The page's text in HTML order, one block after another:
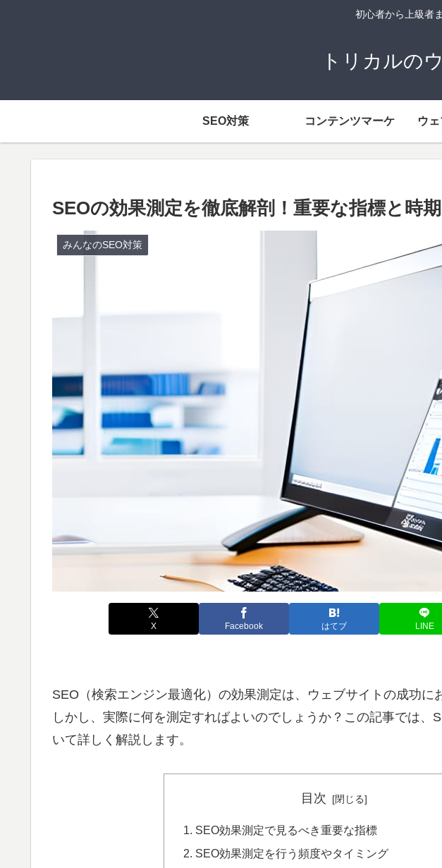
初心者から上級者
トリカルの
SEO対策 コンテンツマーケ ウ
SEOの効果測定を徹底解剖！重要な指標と時
みんなのSEO対策
X Facebook はてブ LINE
SEO（検索エンジン最適化）の効果測定は、ウェブサイトの成功に
しかし、実際に何を測定すればよいのでしょうか？この記事では、
いて詳しく解説します。
目次
SEO効果測定で見るべき重要な指標
SEO効果測定を行う頻度やタイミング